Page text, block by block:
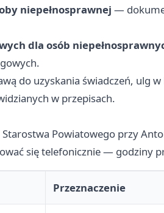
niepełnosprawnej —
dla osób
do uzyskania świadczeń, ulg
w przepisach.
Starostwa Powiatowego przy
się telefonicznie — godziny
Przeznaczenie